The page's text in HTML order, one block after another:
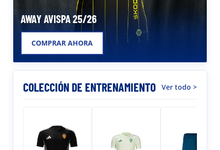
AWAY AVISPA 25/26
COMPRAR AHORA
COLECCIÓN DE ENTRENAMIENTO